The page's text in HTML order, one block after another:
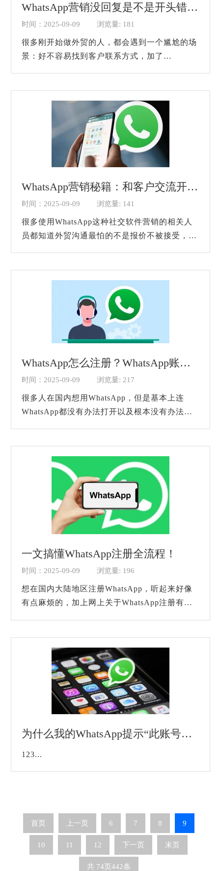
WhatsApp营销没回复是不是开头错了？
时间：2025-09-09 浏览量: 181
很多刚开始做外贸的人，都会遇到一个尴尬的场
景：好不容易找到客户联系方式，加了
WhatsApp营销秘籍：和客户交流开头该说什么？
时间：2025-09-09 浏览量: 141
很多使用WhatsApp这种社交软件营销的相关人
员都知道外贸沟通最怕的不是报价不被接受，而
WhatsApp怎么注册？WhatsApp账号全流程！
时间：2025-09-09 浏览量: 217
很多人在国内想用WhatsApp，但是基本上连
WhatsApp都没有办法打开以及根本没有办法注
一文搞懂WhatsApp注册全流程！
时间：2025-09-09 浏览量: 196
想在国内大陆地区注册WhatsApp，听起来好像
有点麻烦的，加上网上关于WhatsApp注册有各
为什么我的WhatsApp提示“此账号因垃圾信息无法继续使用”？
123...
首页 上一页 6 7 8 9
10 11 12 下一页 末页
共 74页442条